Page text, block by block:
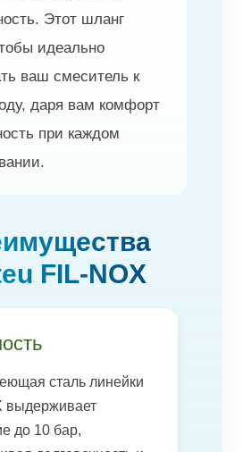
Этот шланг
идеально
ваш смеситель к
даря вам комфорт
при каждом
FIL-NOX
сталь линейки
выдерживает
до 10 бар,